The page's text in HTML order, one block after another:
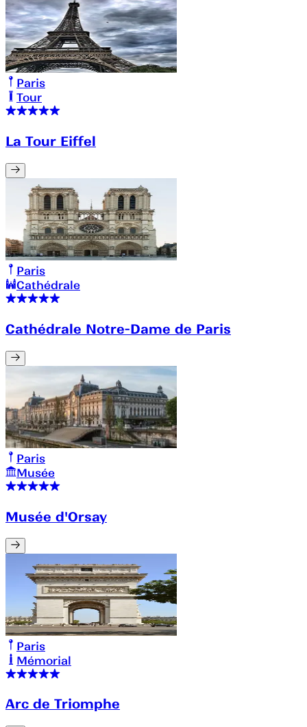
Paris
Tour
La Tour Eiffel
Paris
Cathédrale
Cathédrale Notre-Dame de Paris
Paris
Musée
Musée d'Orsay
Paris
Mémorial
Arc de Triomphe